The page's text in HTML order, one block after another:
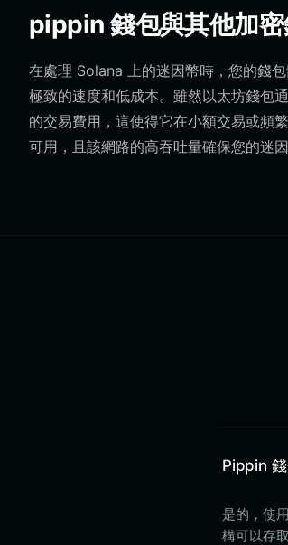
pippin 錢包與其他加密
在處理 Solana 上的迷因幣時，您的錢
極致的速度和低成本。雖然以太坊錢包
的交易費用，這使得它在小額交易或頻
可用，且該網路的高吞吐量確保您的迷
Pippin
是的，使
構可以存